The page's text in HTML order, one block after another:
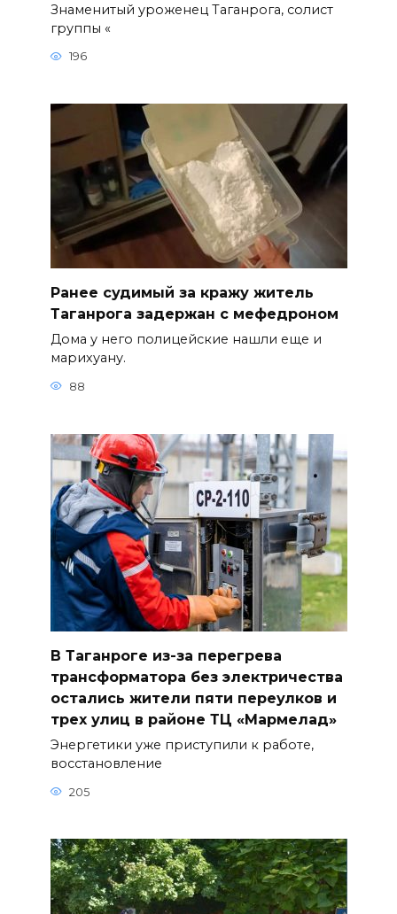
Знаменитый уроженец Таганрога, солист
группы «
196
Ранее судимый за кражу житель
Таганрога задержан с мефедроном
Дома у него полицейские нашли еще и
марихуану.
88
В Таганроге из-за перегрева
трансформатора без электричества
остались жители пяти переулков и
трех улиц в районе ТЦ «Мармелад»
Энергетики уже приступили к работе,
восстановление
205